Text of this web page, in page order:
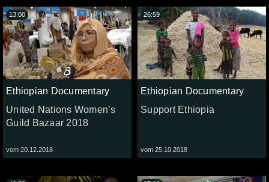
Ethiopian Documentary
United Nations Women’s
Guild Bazaar 2018
vom 20.12.2018
13:00
Ethiopian Documentary
Support Ethiopia
vom 25.10.2018
26:59